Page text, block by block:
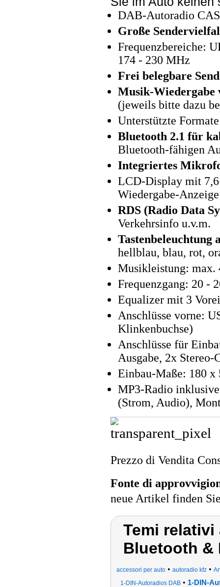
DAB-Autoradio
Große
Frequenzbereiche:
174 - 230 MHz
Frei belegbare
Musik-Wiedergabe
(jeweils bitte dazu
Unterstützte
Bluetooth 2.1 für
Bluetooth-fähigen
Integriertes
LCD-Display mit
Wiedergabe-Anzeige
RDS (Radio Data
Verkehrsinfo u.v.m.
Tastenbeleuchtung
hellblau, blau, rot,
Musikleistung: max.
Frequenzgang: 20 -
Equalizer mit 3
Anschlüsse vorne:
Klinkenbuchse)
Anschlüsse für
Ausgabe, 2x
Einbau-Maße: 180
MP3-Radio
(Strom, Audio),
Prezzo di Vendita
Fonte di
neue Artikel finden
Temi
Bluetooth &
accessori per auto • autoradio kfz •
1-DIN-Autoradios DAB• 1-DIN-